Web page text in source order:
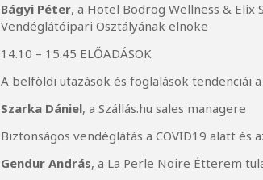
Bágyi Péter, a Hotel Bodrog Wellness &
Vendéglátóipari Osztályának elnöke
14.10 – 15.45 ELŐADÁSOK
A belföldi utazások és foglalások tendenciái
Szarka Dániel, a Szállás.hu sales managere
Biztonságos vendéglátás a COVID19 alatt és
Gendur András, a La Perle Noire Étterem